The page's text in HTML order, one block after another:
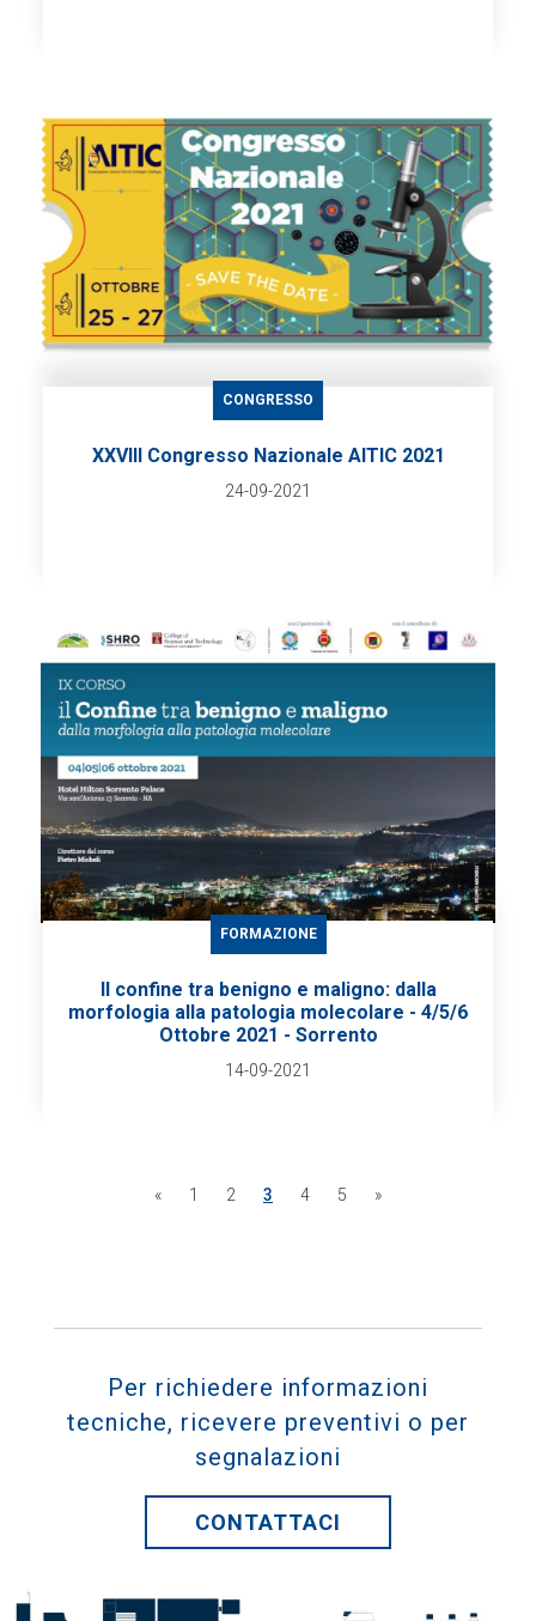
CONGRESSO
XXVIII Congresso Nazionale AITIC 2021
24-09-2021
FORMAZIONE
Il confine tra benigno e maligno: dalla
morfologia alla patologia molecolare - 4/5/6
Ottobre 2021 - Sorrento
14-09-2021
« 1 2 3 4 5 »
Per richiedere informazioni
tecniche, ricevere preventivi o per
segnalazioni
CONTATTACI